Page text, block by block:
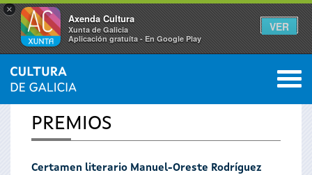
×
Axenda Cultura
Xunta de Galicia
Aplicación gratuíta - En Google Play
VER
Se
encuentra
INICIO 0
PREMIOS
Certamen literario Manuel-Oreste Rodríguez